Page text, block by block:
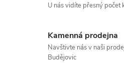
U nás vidíte přesný počet
Kamenná prodejna
Navštivte nás v naši
Budějovic